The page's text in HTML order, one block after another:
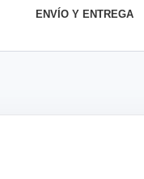
ENVÍO Y ENTREGA